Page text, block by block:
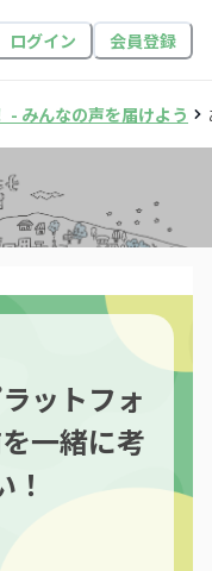
ログイン 会員登録
- みんなの声を届けよう
ットフォ
一緒に考